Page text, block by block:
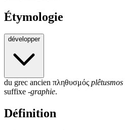
Étymologie
développer
du grec ancien πληθυσμός plêtusmos
suffixe -graphie.
Définition